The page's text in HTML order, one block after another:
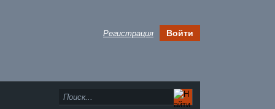
Регистрация Войти